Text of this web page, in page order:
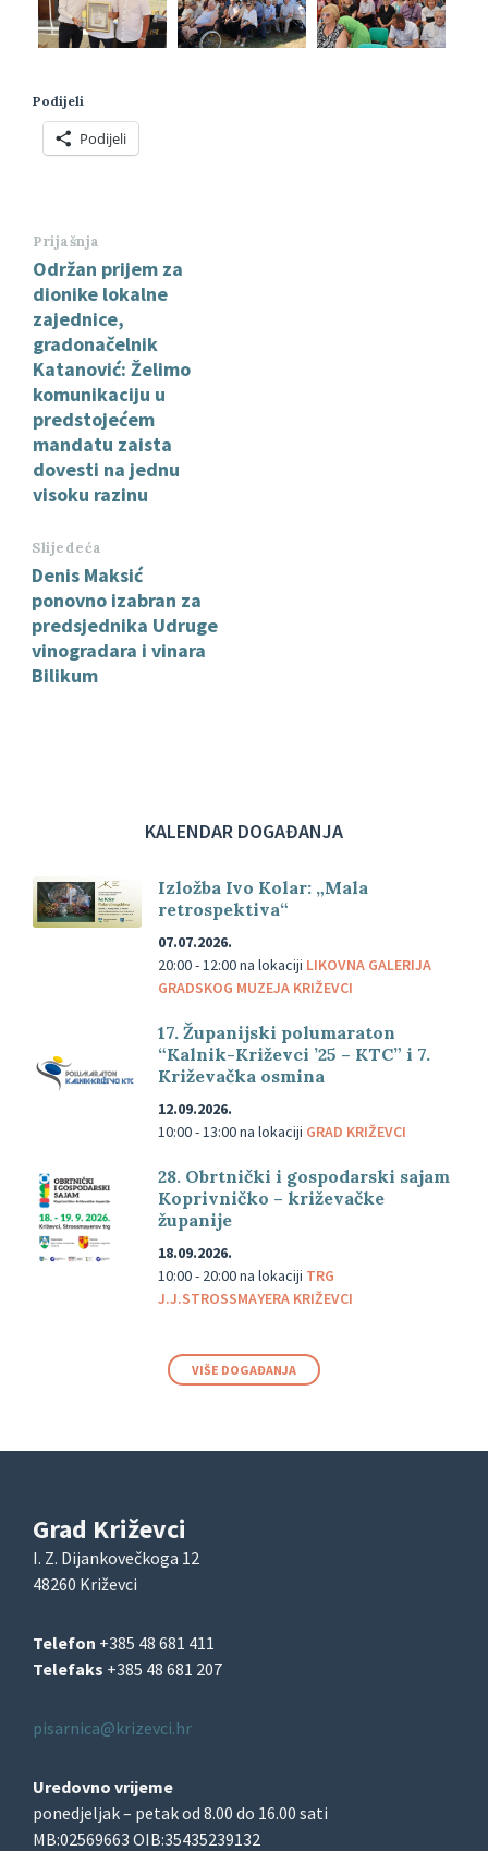
Podijeli
Podijeli
Prijašnja
Održan prijem za
dionike lokalne
zajednice,
gradonačelnik
Katanović: Želimo
komunikaciju u
predstojećem
mandatu zaista
dovesti na jednu
visoku razinu
Slijedeća
Denis Maksić
ponovno izabran za
predsjednika Udruge
vinogradara i vinara
Bilikum
KALENDAR DOGAĐANJA
Izložba Ivo Kolar: „Mala
retrospektiva“
07.07.2026.
20:00 - 12:00na lokaciji LIKOVNA GALERIJA
GRADSKOG MUZEJA KRIŽEVCI
17. Županijski polumaraton
“Kalnik-Križevci ’25 – KTC” i 7.
Križevačka osmina
12.09.2026.
10:00 - 13:00na lokaciji GRAD KRIŽEVCI
28. Obrtnički i gospodarski sajam
Koprivničko – križevačke
županije
18.09.2026.
10:00 - 20:00na lokaciji TRG
J.J.STROSSMAYERA KRIŽEVCI
VIŠE DOGAĐANJA
Grad Križevci
I. Z. Dijankovečkoga 12
48260 Križevci
Telefon +385 48 681 411
Telefaks +385 48 681 207
pisarnica@krizevci.hr
Uredovno vrijeme
ponedjeljak – petak od 8.00 do 16.00 sati
MB:02569663 OIB:35435239132